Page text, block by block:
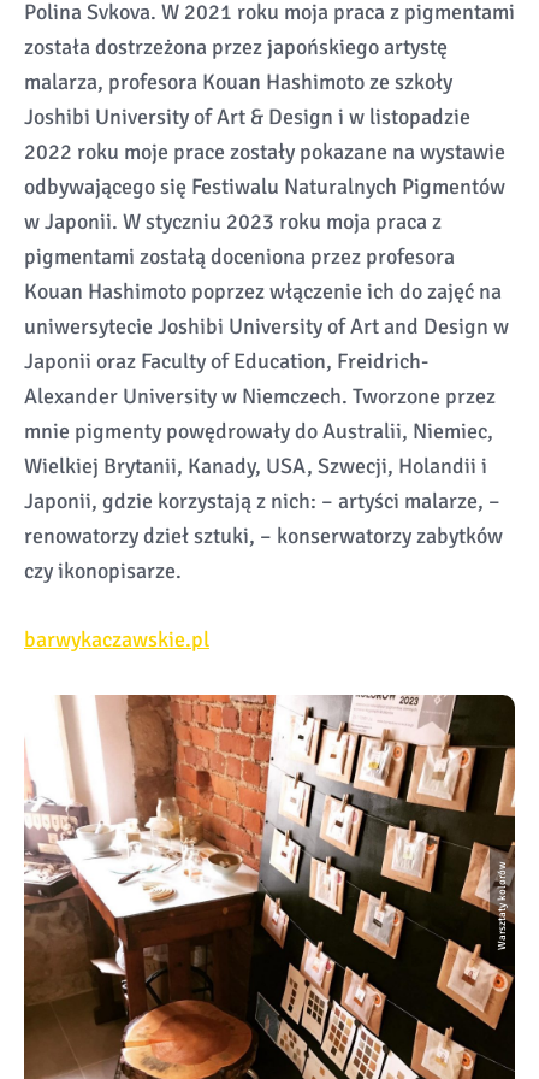
Polina Svkova. W 2021 roku moja praca z pigmentami
została dostrzeżona przez japońskiego artystę
malarza, profesora Kouan Hashimoto ze szkoły
Joshibi University of Art & Design i w listopadzie
2022 roku moje prace zostały pokazane na wystawie
odbywającego się Festiwalu Naturalnych Pigmentów
w Japonii. W styczniu 2023 roku moja praca z
pigmentami zostałą doceniona przez profesora
Kouan Hashimoto poprzez włączenie ich do zajęć na
uniwersytecie Joshibi University of Art and Design w
Japonii oraz Faculty of Education, Freidrich-
Alexander University w Niemczech. Tworzone przez
mnie pigmenty powędrowały do Australii, Niemiec,
Wielkiej Brytanii, Kanady, USA, Szwecji, Holandii i
Japonii, gdzie korzystają z nich: – artyści malarze, –
renowatorzy dzieł sztuki, – konserwatorzy zabytków
czy ikonopisarze.
barwykaczawskie.pl
Warsztaty kolorów